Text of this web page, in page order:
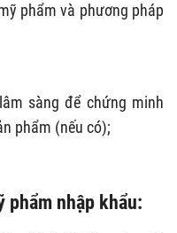
phẩm và phương pháp
sàng để chứng minh
phẩm (nếu có);
phẩm nhập khẩu: